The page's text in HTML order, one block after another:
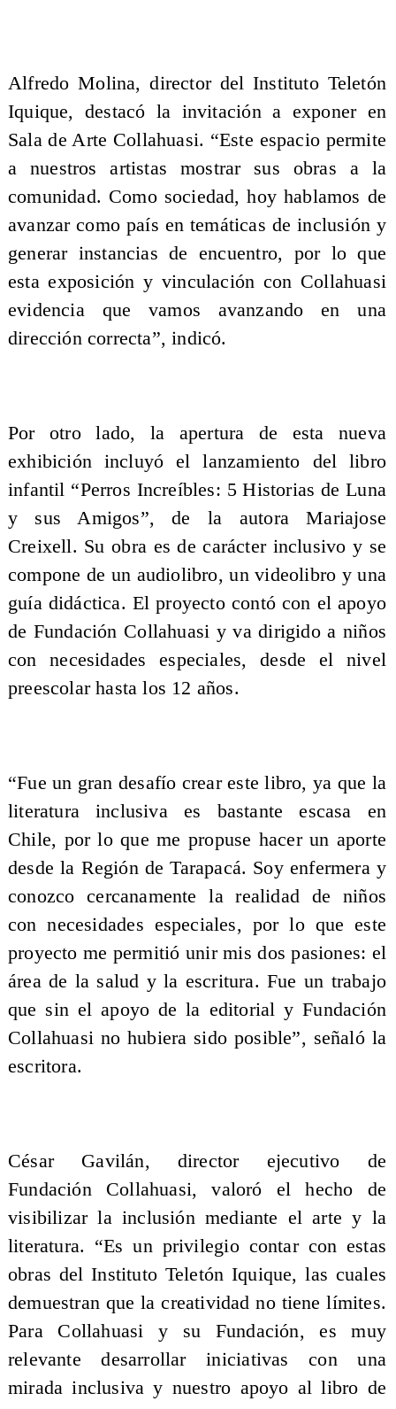
Alfredo Molina, director del Instituto Teletón
Iquique, destacó la invitación a exponer en
Sala de Arte Collahuasi. “Este espacio permite
a nuestros artistas mostrar sus obras a la
comunidad. Como sociedad, hoy hablamos de
avanzar como país en temáticas de inclusión y
generar instancias de encuentro, por lo que
esta exposición y vinculación con Collahuasi
evidencia que vamos avanzando en una
dirección correcta”, indicó.
Por otro lado, la apertura de esta nueva
exhibición incluyó el lanzamiento del libro
infantil “Perros Increíbles: 5 Historias de Luna
y sus Amigos”, de la autora Mariajose
Creixell. Su obra es de carácter inclusivo y se
compone de un audiolibro, un videolibro y una
guía didáctica. El proyecto contó con el apoyo
de Fundación Collahuasi y va dirigido a niños
con necesidades especiales, desde el nivel
preescolar hasta los 12 años.
“Fue un gran desafío crear este libro, ya que la
literatura inclusiva es bastante escasa en
Chile, por lo que me propuse hacer un aporte
desde la Región de Tarapacá. Soy enfermera y
conozco cercanamente la realidad de niños
con necesidades especiales, por lo que este
proyecto me permitió unir mis dos pasiones: el
área de la salud y la escritura. Fue un trabajo
que sin el apoyo de la editorial y Fundación
Collahuasi no hubiera sido posible”, señaló la
escritora.
César Gavilán, director ejecutivo de
Fundación Collahuasi, valoró el hecho de
visibilizar la inclusión mediante el arte y la
literatura. “Es un privilegio contar con estas
obras del Instituto Teletón Iquique, las cuales
demuestran que la creatividad no tiene límites.
Para Collahuasi y su Fundación, es muy
relevante desarrollar iniciativas con una
mirada inclusiva y nuestro apoyo al libro de